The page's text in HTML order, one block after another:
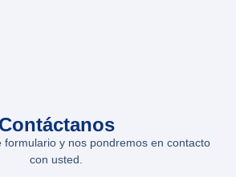
Contáctanos
formulario y nos pondremos en contacto
con usted.